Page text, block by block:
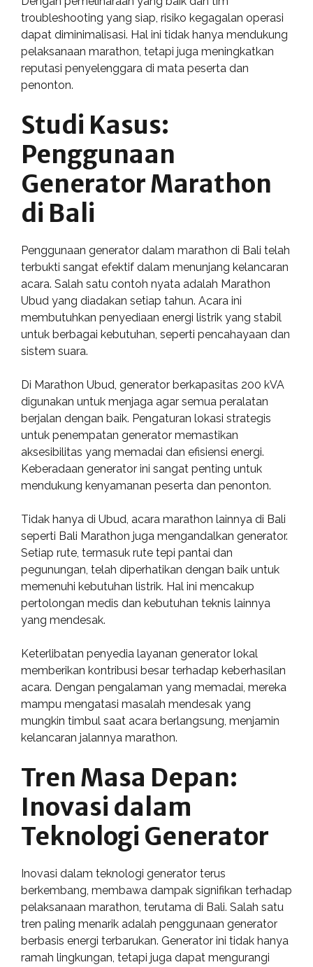
troubleshooting yang siap, risiko kegagalan operasi
dapat diminimalisasi. Hal ini tidak hanya mendukung
pelaksanaan marathon, tetapi juga meningkatkan
reputasi penyelenggara di mata peserta dan
penonton.
Studi Kasus:
Penggunaan
Generator Marathon
di Bali
Penggunaan generator dalam marathon di Bali telah
terbukti sangat efektif dalam menunjang kelancaran
acara. Salah satu contoh nyata adalah Marathon
Ubud yang diadakan setiap tahun. Acara ini
membutuhkan penyediaan energi listrik yang stabil
untuk berbagai kebutuhan, seperti pencahayaan dan
sistem suara.
Di Marathon Ubud, generator berkapasitas 200 kVA
digunakan untuk menjaga agar semua peralatan
berjalan dengan baik. Pengaturan lokasi strategis
untuk penempatan generator memastikan
aksesibilitas yang memadai dan efisiensi energi.
Keberadaan generator ini sangat penting untuk
mendukung kenyamanan peserta dan penonton.
Tidak hanya di Ubud, acara marathon lainnya di Bali
seperti Bali Marathon juga mengandalkan generator.
Setiap rute, termasuk rute tepi pantai dan
pegunungan, telah diperhatikan dengan baik untuk
memenuhi kebutuhan listrik. Hal ini mencakup
pertolongan medis dan kebutuhan teknis lainnya
yang mendesak.
Keterlibatan penyedia layanan generator lokal
memberikan kontribusi besar terhadap keberhasilan
acara. Dengan pengalaman yang memadai, mereka
mampu mengatasi masalah mendesak yang
mungkin timbul saat acara berlangsung, menjamin
kelancaran jalannya marathon.
Tren Masa Depan:
Inovasi dalam
Teknologi Generator
Inovasi dalam teknologi generator terus
berkembang, membawa dampak signifikan terhadap
pelaksanaan marathon, terutama di Bali. Salah satu
tren paling menarik adalah penggunaan generator
berbasis energi terbarukan. Generator ini tidak hanya
ramah lingkungan, tetapi juga dapat mengurangi